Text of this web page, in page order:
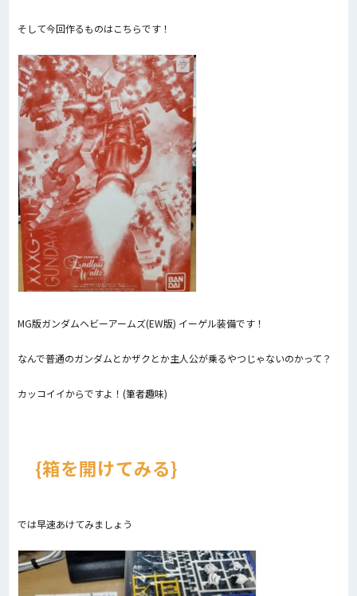
そして今回作るものはこちらです！
MG版ガンダムヘビーアームズ(EW版) イーゲル装備です！
なんで普通のガンダムとかザクとか主人公が乗るやつじゃないのかって？
カッコイイからですよ！(筆者趣味)
箱を開けてみる
では早速あけてみましょう